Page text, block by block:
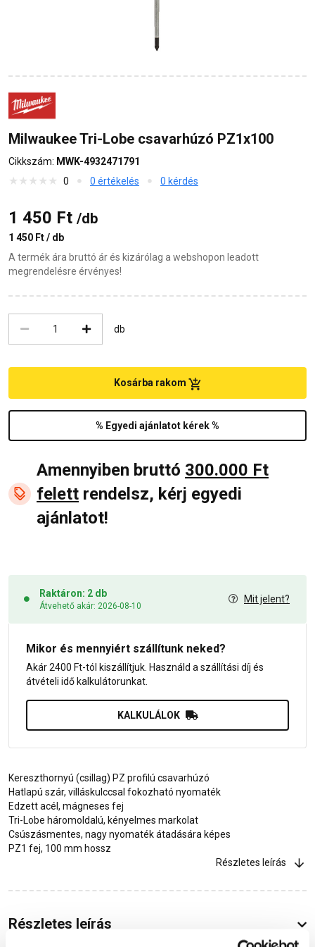
Milwaukee Tri-Lobe csavarhúzó PZ1x100
Cikkszám: MWK-4932471791
0
0 értékelés 0 kérdés
1 450 Ft /db
1 450 Ft / db
A termék ára bruttó ár és kizárólag a webshopon leadott
megrendelésre érvényes!
db
% Egyedi ajánlatot kérek %
Kosárba rakom
Amennyiben bruttó 300.000 Ft
felett rendelsz, kérj egyedi
ajánlatot!
Raktáron: 2 db
Átvehető akár: 2026-08-10
Mit jelent?
Mikor és mennyiért szállítunk neked?
Akár 2400 Ft-tól kiszállítjuk. Használd a szállítási díj és
átvételi idő kalkulátorunkat.
KALKULÁLOK
Kereszthornyú (csillag) PZ profilú csavarhúzó
Hatlapú szár, villáskulccsal fokozható nyomaték
Edzett acél, mágneses fej
Tri-Lobe háromoldalú, kényelmes markolat
Csúszásmentes, nagy nyomaték átadására képes
PZ1 fej, 100 mm hossz
Részletes leírás
Részletes leírás